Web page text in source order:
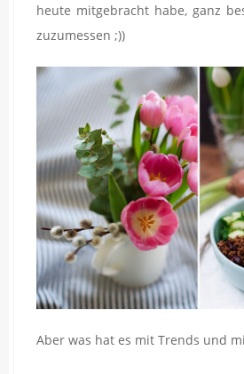
heute mitgebracht habe, ganz
zuzumessen ;))
Aber was hat es mit Trends und